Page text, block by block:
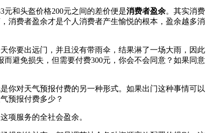
和头盔价格200元之间的差价便是消费者盈余。其实消费
消费者盈余才是个人消费者产生愉悦的根本，盈余越多消
你要出远门，并且没有带雨伞，结果淋了一场大雨，因此
避免损失，但需要付费300元，你会不会同意？如果同意
你对天气预报付费的另一种形式。如果出门这种事情可以
预报付费多少？
项服务的全社会盈余。